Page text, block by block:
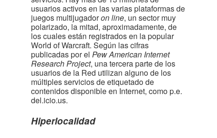
usuarios activos en las varias plataformas de
juegos multijugadoron line, un sector muy
polarizado, la mitad, aproximadamente, de
los cuales están registrados en la popular
World of Warcraft. Según las cifras
publicadas por el Pew American Internet
Research Project, una tercera parte de los
usuarios de la Red utilizan alguno de los
múltiples servicios de etiquetado de
contenidos disponible en Internet, como p.e.
del.icio.us.
Hiperlocalidad